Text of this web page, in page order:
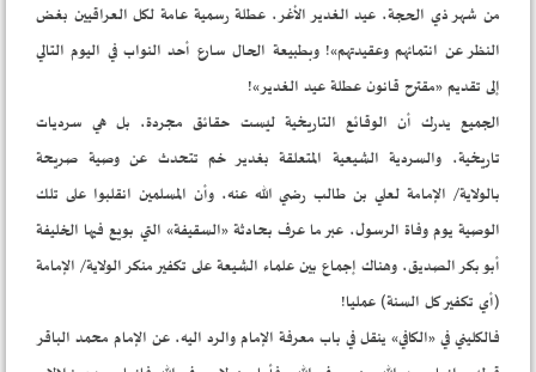
من شهر ذي الحجة، عيد الغدير الأغر، عطلة رسمية عامة لكل العراقيين بغض
النظر عن انتمائهم وعقيدتهم»! وبطبيعة الحال سارع أحد النواب في اليوم التالي
إلى تقديم «مقترح قانون عطلة عيد الغدير»!
الجميع يدرك أن الوقائع التاريخية ليست حقائق مجردة، بل هي سرديات
تاريخية، والسردية الشيعية المتعلقة بغدير خم تتحدث عن وصية صريحة
بالولاية/ الإمامة لعلي بن طالب رضي الله عنه، وأن المسلمين انقلبوا على تلك
الوصية يوم وفاة الرسول، عبر ما عرف بحادثة «السقيفة» التي بويع فيها الخليفة
أبو بكر الصديق، وهناك إجماع بين علماء الشيعة على تكفير منكر الولاية/ الإمامة
(أي تكفير كل السنة) عمليا!
فالكليني في «الكافي» ينقل في باب معرفة الإمام والرد اليه، عن الإمام محمد الباقر